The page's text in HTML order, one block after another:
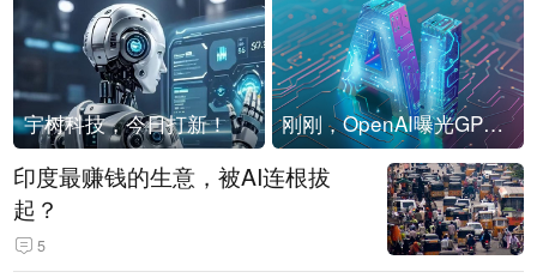
宇树科技，今日打新！ 刚刚，OpenAI曝光GPT-6！传10万亿参数，8月强行发布
印度最赚钱的生意，被AI连根拔
起？
5